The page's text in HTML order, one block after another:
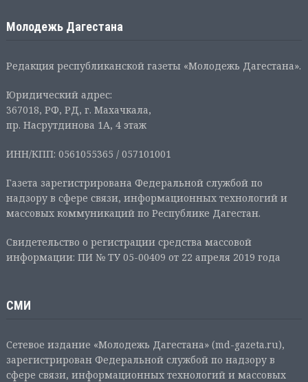
Молодежь Дагестана
Редакция республиканской газеты «Молодежь Дагестана».
Юридический адрес:
367018, РФ, РД, г. Махачкала,
пр. Насрутдинова 1А, 4 этаж
ИНН/КПП: 0561055365 / 057101001
Газета зарегистрирована Федеральной службой по
надзору в сфере связи, информационных технологий и
массовых коммуникаций по Республике Дагестан.
Свидетельство о регистрации средства массовой
информации: ПИ № ТУ 05-00409 от 22 апреля 2019 года
СМИ
Сетевое издание «Молодежь Дагестана» (md-gazeta.ru),
зарегистрирован Федеральной службой по надзору в
сфере связи, информационных технологий и массовых